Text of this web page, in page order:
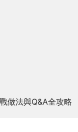
做法與Q&A全攻略